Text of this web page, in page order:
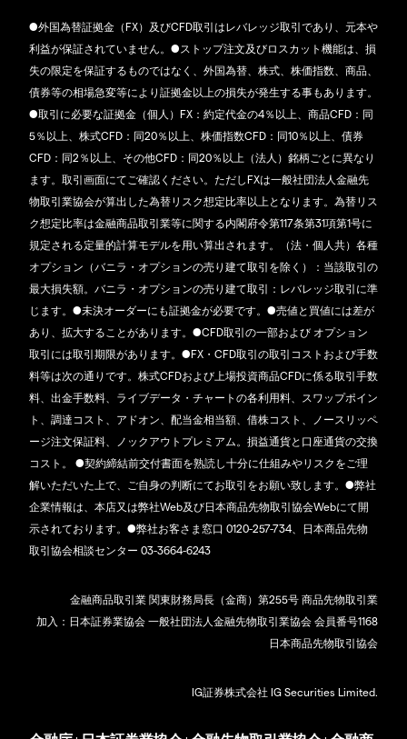
●外国為替証拠金（FX）及びCFD取引はレバレッジ取引であり、元本や
利益が保証されていません。●ストップ注文及びロスカット機能は、損
失の限定を保証するものではなく、外国為替、株式、株価指数、商品、
債券等の相場急変等により証拠金以上の損失が発生する事もあります。
●取引に必要な証拠金（個人）FX：約定代金の4％以上、商品CFD：同
5％以上、株式CFD：同20％以上、株価指数CFD：同10％以上、債券
CFD：同2％以上、その他CFD：同20％以上（法人）銘柄ごとに異なり
ます。取引画面にてご確認ください。ただしFXは一般社団法人金融先
物取引業協会が算出した為替リスク想定比率以上となります。為替リス
ク想定比率は金融商品取引業等に関する内閣府令第117条第31項第1号に
規定される定量的計算モデルを用い算出されます。（法・個人共）各種
オプション（バニラ・オプションの売り建て取引を除く）：当該取引の
最大損失額。バニラ・オプションの売り建て取引：レバレッジ取引に準
じます。●未決オーダーにも証拠金が必要です。●売値と買値には差が
あり、拡大することがあります。●CFD取引の一部および オプション
取引には取引期限があります。●FX・CFD取引の取引コストおよび手数
料等は次の通りです。株式CFDおよび上場投資商品CFDに係る取引手数
料、出金手数料、ライブデータ・チャートの各利用料、スワップポイン
ト、調達コスト、アドオン、配当金相当額、借株コスト、ノースリッペ
ージ注文保証料、ノックアウトプレミアム。損益通貨と口座通貨の交換
コスト。 ●契約締結前交付書面を熟読し十分に仕組みやリスクをご理
解いただいた上で、ご自身の判断にてお取引をお願い致します。●弊社
企業情報は、本店又は弊社Web及び日本商品先物取引協会Webにて開
示されております。●弊社お客さま窓口 0120-257-734、日本商品先物
取引協会相談センター 03-3664-6243
金融商品取引業 関東財務局長（金商）第255号 商品先物取引業
加入：日本証券業協会 一般社団法人金融先物取引業協会 会員番号1168
日本商品先物取引協会
IG証券株式会社 IG Securities Limited.